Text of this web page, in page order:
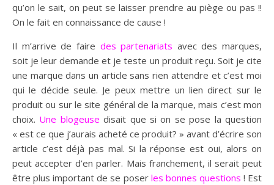
qu’on le sait, on peut se laisser prendre au piège ou pas !!
On le fait en connaissance de cause !
Il m’arrive de faire des partenariats avec des marques,
soit je leur demande et je teste un produit reçu. Soit je cite
une marque dans un article sans rien attendre et c’est moi
qui le décide seule. Je peux mettre un lien direct sur le
produit ou sur le site général de la marque, mais c’est mon
choix. Une blogeuse disait que si on se pose la question
« est ce que j’aurais acheté ce produit? » avant d’écrire son
article c’est déjà pas mal. Si la réponse est oui, alors on
peut accepter d’en parler. Mais franchement, il serait peut
être plus important de se poser les bonnes questions ! Est